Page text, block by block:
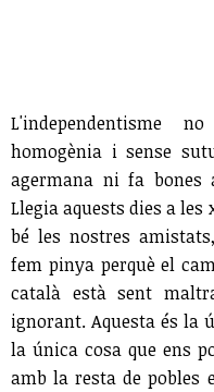
L'independentisme
homogènia i sense
agermana ni fa bones
Llegia aquests dies a
bé les nostres
fem pinya perquè el
català està sent
ignorant. Aquesta és la
la única cosa que ens
amb la resta de pobles